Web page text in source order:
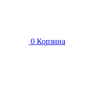
0 Корзина